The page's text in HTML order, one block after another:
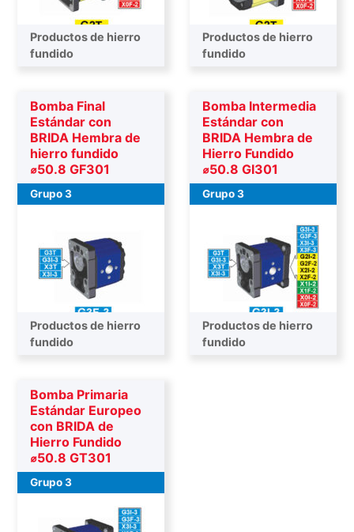
Bombas primarias
Productos de hierro
fundido
Bombas primarias
Productos de hierro
fundido
Bomba Final
Estándar con
BRIDA Hembra de
hierro fundido
⌀50.8 GF301
Grupo 3
Bombas finales
Productos de hierro
fundido
Bomba Intermedia
Estándar con
BRIDA Hembra de
Hierro Fundido
⌀50.8 GI301
Grupo 3
Bombas intermedias
Productos de hierro
fundido
Bomba Primaria
Estándar Europeo
con BRIDA de
Hierro Fundido
⌀50.8 GT301
Grupo 3